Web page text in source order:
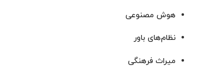
هوش مصنوعی
نظام‌های باور
میراث فرهنگی